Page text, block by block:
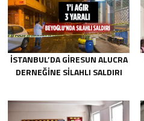
İSTANBUL’DA GIRESUN ALUCRA
DERNEĞINE SILAHLI SALDIRI